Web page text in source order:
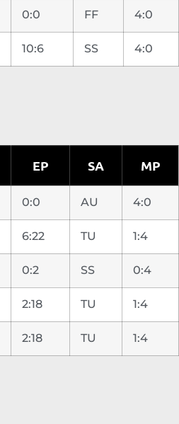
0:0 FF 4:0
10:6 SS 4:0
EP SA MP
0:0 AU 4:0
6:22 TU 1:4
0:2 SS 0:4
2:18 TU 1:4
2:18 TU 1:4